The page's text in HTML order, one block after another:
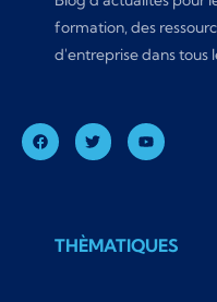
formation, des
d'entreprise dans tous
THÈMATIQUES